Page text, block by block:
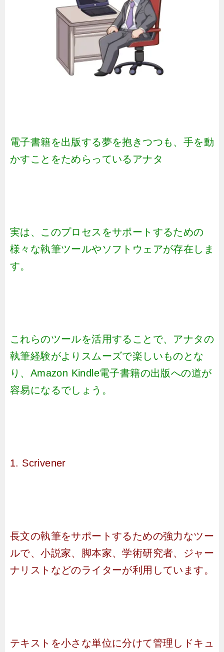
電子書籍を出版する夢を抱きつつも、手を動
かすことをためらっているアナタ
実は、このプロセスをサポートするための
様々な執筆ツールやソフトウェアが存在しま
す。
これらのツールを活用することで、アナタの
執筆経験がよりスムーズで楽しいものとな
り、Amazon Kindle電子書籍の出版への道が
容易になるでしょう。
1. Scrivener
長文の執筆をサポートするための強力なツー
ルで、小説家、脚本家、学術研究者、ジャー
ナリストなどのライターが利用しています。
テキストを小さな単位に分けて管理しドキュ